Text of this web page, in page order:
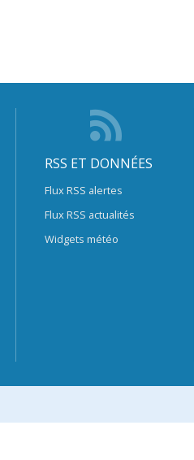
RSS ET DONNÉES
Flux RSS alertes
Flux RSS actualités
Widgets météo